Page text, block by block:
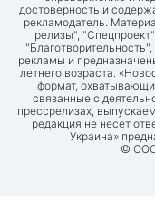
достоверность и
рекламодатель.
релизы",
рекламы и
летнего возраста.
формат,
связанные с
прессрелизах,
редакция не несет
Украина»
© ООО